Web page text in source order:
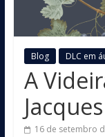
Blog DLC em
A
16 de setembro